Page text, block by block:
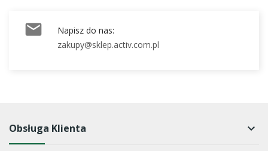

Napisz do nas:
zakupy@sklep.activ.com.pl
Obsługa Klienta keyboard_arrow_down